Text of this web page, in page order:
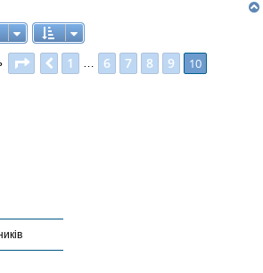
Сторінка з 10
Поперед.
1 … 6 7 8 9 10